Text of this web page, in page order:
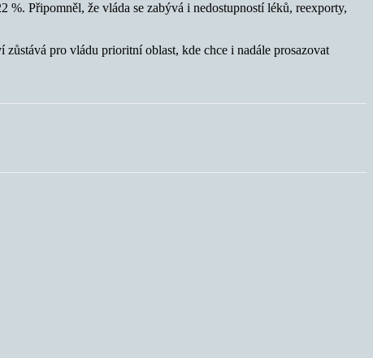
Připomněl, že vláda se zabývá i nedostupností léků, reexporty,
zůstává pro vládu prioritní oblast, kde chce i nadále prosazovat